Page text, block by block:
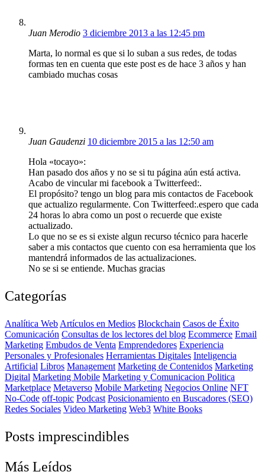
Juan Merodio 3 diciembre 2013 a las 12:45 pm
Marta, lo normal es que si lo suban a sus redes, de todas
formas ten en cuenta que este post es de hace 3 años y han
cambiado muchas cosas
Juan Gaudenzi 10 diciembre 2015 a las 12:50 am
Hola «tocayo»:
Han pasado dos años y no se si tu página aún está activa.
Acabo de vincular mi facebook a Twitterfeed:.
El propósito? tengo un blog para mis contactos de Facebook
que actualizo regularmente. Con Twitterfeed:.espero que cada
24 horas lo abra como un post o recuerde que existe
actualizado.
Lo que no se es si existe algun recurso técnico para hacerle
saber a mis contactos que cuento con esa herramienta que los
mantendrá informados de las actualizaciones.
No se si se entiende. Muchas gracias
Categorías
Analítica Web Artículos en Medios Blockchain Casos de Éxito
Comunicación Consultas de los lectores del blog Ecommerce Email
Marketing Embudos de Venta Emprendedores Experiencia
Personales y Profesionales Herramientas Digitales Inteligencia
Artificial Libros Management Marketing de Contenidos Marketing
Digital Marketing Mobile Marketing y Comunicacion Politica
Marketplace Metaverso Mobile Marketing Negocios Online NFT
No-Code off-topic Podcast Posicionamiento en Buscadores (SEO)
Redes Sociales Video Marketing Web3 White Books
Posts imprescindibles
Más Leídos